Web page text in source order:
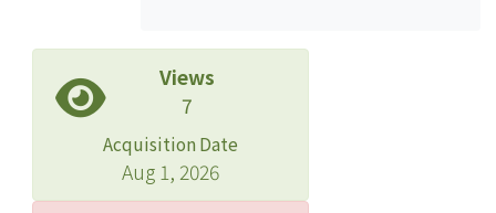
Views
7
Acquisition Date
Aug 1, 2026